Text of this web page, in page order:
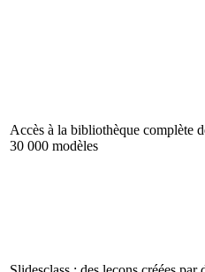
Accès à la bibliothèque complète
30 000 modèles